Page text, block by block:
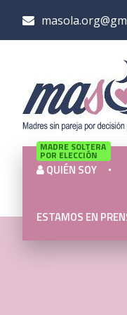
QUIÉN SOY
MADRE SOLTERA
POR ELECCIÓN
ESTAMOS EN